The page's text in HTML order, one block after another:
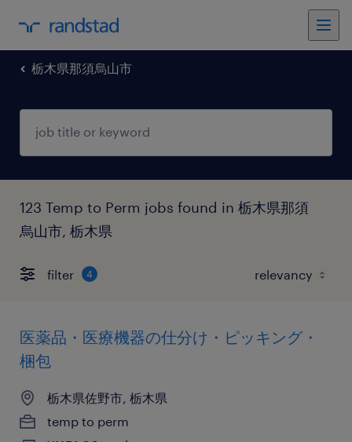
栃木県那須烏山市
123 Temp to Perm jobs found in 栃木県那須
烏山市, 栃木県
filter 4
医薬品・医療機器の仕分け・ピッキング・
梱包
栃木県佐野市, 栃木県
temp to perm